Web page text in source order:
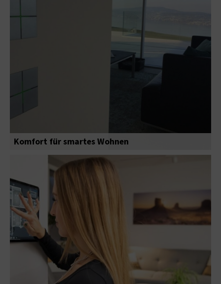
Komfort für smartes Wohnen